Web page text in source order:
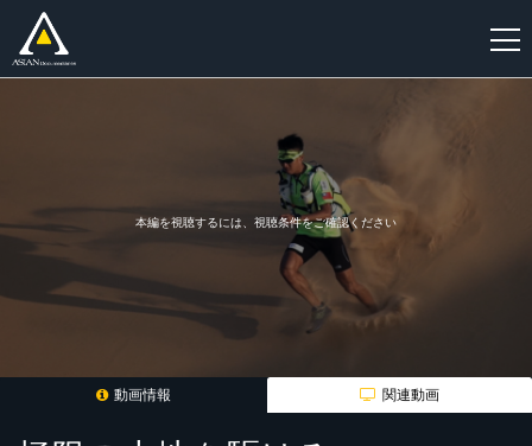
本編を視聴するには、視聴条件をご確認ください
動画情報 関連動画